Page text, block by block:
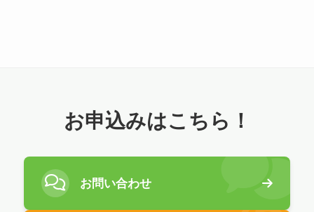
お申込みはこちら！
お問い合わせ